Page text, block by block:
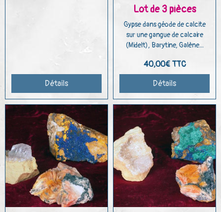
Détails
Lot de 3 pièces
Gypse dans géode de calcite
sur une gangue de calcaire
(Midelt), Barytine, Galène...
40,00€ TTC
Détails